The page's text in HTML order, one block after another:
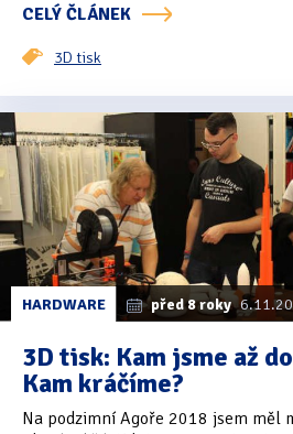
Pracuji sluchem a hmatem
Pracuji zrakem
(456)
Pracuji zrakem a sluchem(515)
Služby(115)
(503)
Asistivní software(428)
Běžný software(284)
CELÝ ČLÁNEK
3D tisk
HARDWARE před 8 roky
3D tisk: Kam jsme až
Kam kráčíme?
Na podzimní Agoře 2018 jsem měl